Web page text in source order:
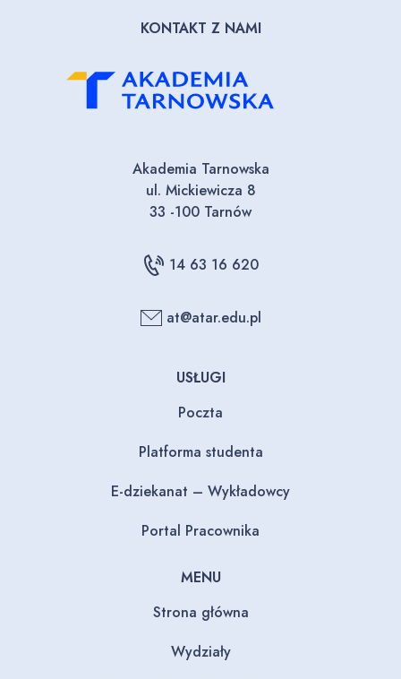
KONTAKT Z NAMI
Akademia Tarnowska
ul. Mickiewicza 8
33 -100 Tarnów
14 63 16 620
at@atar.edu.pl
USŁUGI
Poczta
Platforma studenta
E-dziekanat – Wykładowcy
Portal Pracownika
MENU
Strona główna
Wydziały